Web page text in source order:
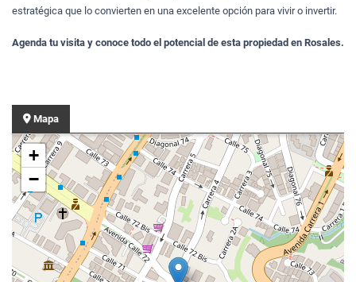
estratégica que lo convierten en una excelente opción para vivir o invertir.
Agenda tu visita y conoce todo el potencial de esta propiedad en Rosales.
Mapa
+
−